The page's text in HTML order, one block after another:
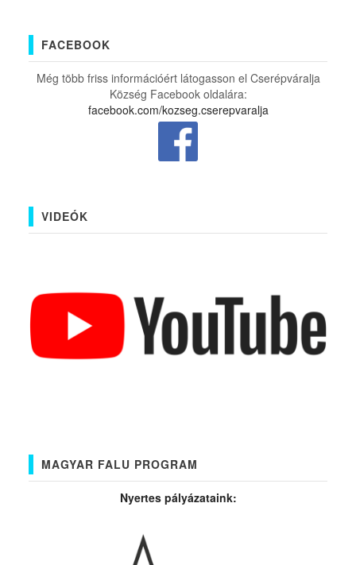
FACEBOOK
Még több friss információért látogasson el Cserépváralja
Község Facebook oldalára:
facebook.com/kozseg.cserepvaralja
VIDEÓK
MAGYAR FALU PROGRAM
Nyertes pályázataink: